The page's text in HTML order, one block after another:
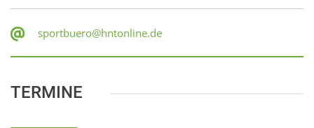
sportbuero@hntonline.de
TERMINE